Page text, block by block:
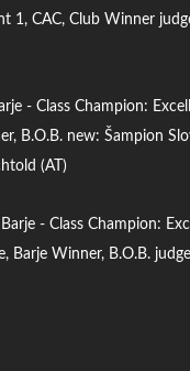
1, CAC, Club Winner
- Class Champion:
B.O.B. new: Šampion
(AT)
- Class Champion:
Barje Winner, B.O.B.